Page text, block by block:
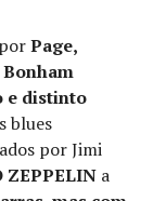
porPage,
e distinto
blues
por Jimi
ZEPPELIN a